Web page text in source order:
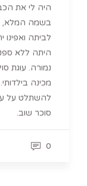
היה לי את
בשמה המלא,
לביתה ואפינו
היתה ללא
נמורה. עוגת
מכינה
להשתלט על
סוכר שוב.
0